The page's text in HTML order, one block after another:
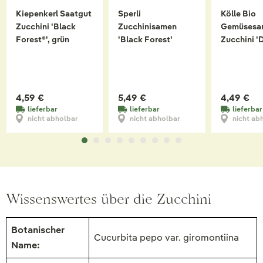
Kiepenkerl Saatgut
Zucchini 'Black
Forest®', grün
4,59 €
lieferbar
nicht abholbar
Sperli
Zucchinisamen
'Black Forest'
5,49 €
lieferbar
nicht abholbar
Kölle Bio
Zucchini
4,49 €
lieferbar
nicht
Wissenswertes über die Zucchini
Botanischer
Name:
Cucurbita pepo var. giromontiina